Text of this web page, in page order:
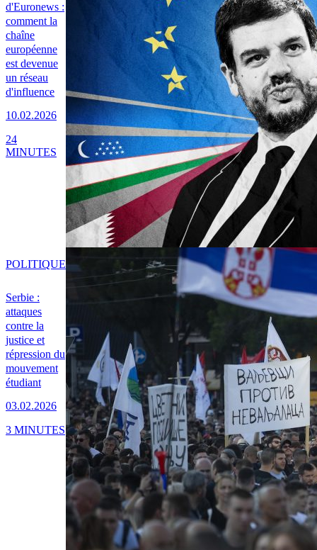
d'Euronews :
comment la
chaîne
européenne
est devenue
un réseau
d'influence
10.02.2026
24
MINUTES
Serbie :
attaques
contre la
justice et
répression du
mouvement
étudiant
03.02.2026
POLITIQUE
3 MINUTES